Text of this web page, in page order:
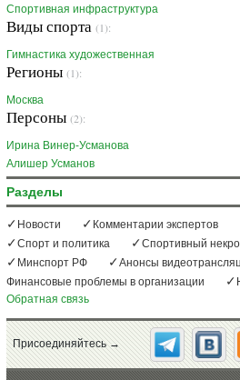
Спортивная инфраструктура
Виды спорта (1):
Гимнастика художественная
Регионы (1):
Москва
Персоны (2):
Ирина Винер-Усманова
Алишер Усманов
Разделы
Новости Комментарии экспертов
Спорт и политика
Спортивный
Минспорт РФ
Анонсы
Финансовые проблемы в организации
Обратная связь
Присоединяйтесь →